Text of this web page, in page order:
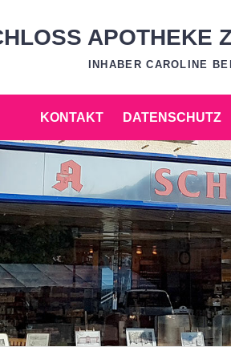
APOTHEKE
INHABER CAROLINE
KONTAKT DATENSCHUTZ